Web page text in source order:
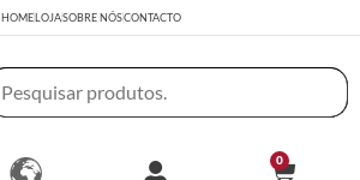
HOMELOJASOBRE NÓSCONTACTO
0